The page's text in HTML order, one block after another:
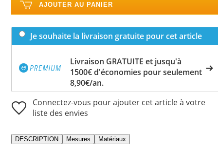
AJOUTER AU PANIER
Je souhaite la livraison gratuite pour cet article
Livraison GRATUITE et jusqu'à
1500€ d'économies pour seulement
8,90€/an.
Connectez-vous pour ajouter cet article à votre
liste des envies
DESCRIPTION Mesures Matériaux